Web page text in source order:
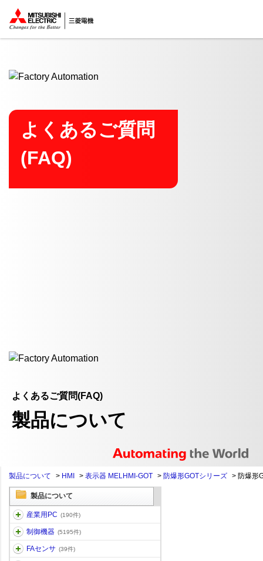
ここから本文
よくあるご質問
(FAQ)
よくあるご質問(FAQ)
製品について
製品について > HMI > 表示器 MELHMI-GOT > 防爆形GOTシリーズ > 防爆形
製品について
産業用PC (190件)
制御機器 (5195件)
FAセンサ (39件)